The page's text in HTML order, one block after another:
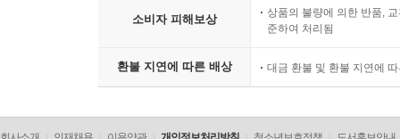
소비자 피해보상
상품의 불량에 의한 반품,
준하여 처리됨
환불 지연에 따른 배상 대금 환불 및 환불 지연에